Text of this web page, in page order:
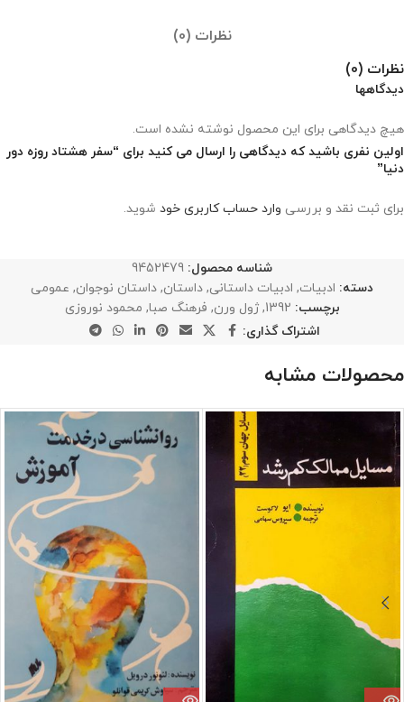
نظرات (0)
نظرات (0)
دیدگاهها
هیچ دیدگاهی برای این محصول نوشته نشده است.
اولین نفری باشید که دیدگاهی را ارسال می کنید برای “سفر هشتاد روزه دور
دنیا”
برای ثبت نقد و بررسی وارد حساب کاربری خود شوید.
شناسه محصول: 9452479
دسته: ادبیات, ادبیات داستانی, داستان, داستان نوجوان, عمومی
برچسب: 1392
, ژول ورن, فرهنگ صبا, محمود نوروزی
اشتراک گذاری:
محصولات مشابه